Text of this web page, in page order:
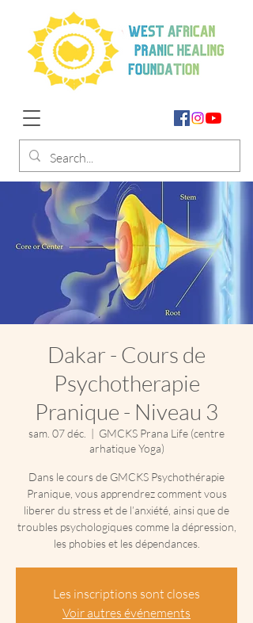
Dakar - Cours de
Psychotherapie
Pranique - Niveau 3
sam. 07 déc.
  |
GMCKS Prana Life (centre
arhatique Yoga)
Dans le cours de GMCKS Psychothérapie
Pranique, vous apprendrez comment vous
liberer du stress et de l’anxiété, ainsi que de
troubles psychologiques comme la dépression,
les phobies et les dépendances.
Les inscriptions sont closes
Voir autres événements